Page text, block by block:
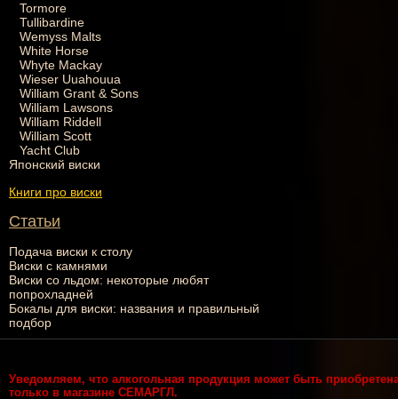
Tormore
Tullibardine
Wemyss Malts
White Horse
Whyte Mackay
Wieser Uuahouua
William Grant & Sons
William Lawsons
William Riddell
William Scott
Yacht Club
Японский виски
Книги про виски
Статьи
Подача виски к столу
Виски с камнями
Виски со льдом: некоторые любят
попрохладней
Бокалы для виски: названия и правильный
подбор
Уведомляем, что алкогольная продукция может быть
только в магазине СЕМАРГЛ.